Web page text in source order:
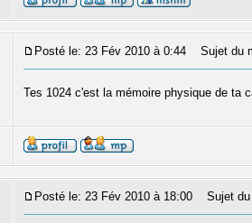
Posté le: 23 Fév 2010 à 0:44 Sujet du
Tes 1024 c'est la mémoire physique de ta
Posté le: 23 Fév 2010 à 18:00 Sujet du